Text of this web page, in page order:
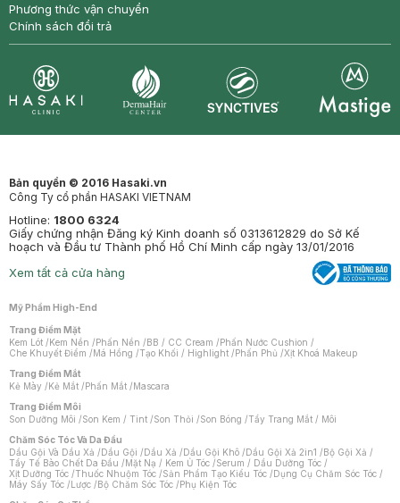
Phương thức vận chuyển
Chính sách đổi trả
Bản quyền © 2016 Hasaki.vn
Công Ty cổ phần HASAKI VIETNAM
Hotline: 1800 6324
Giấy chứng nhận Đăng ký Kinh doanh số 0313612829 do Sở Kế
hoạch và Đầu tư Thành phố Hồ Chí Minh cấp ngày 13/01/2016
Xem tất cả cửa hàng
Mỹ Phẩm High-End
Trang Điểm Mặt
Kem Lót /Kem Nền /Phấn Nền /BB / CC Cream /Phấn Nước Cushion /
Che Khuyết Điểm /Má Hồng /Tạo Khối / Highlight /Phấn Phủ /Xịt Khoá Makeup
Trang Điểm Mắt
Kẻ Mày /Kẻ Mắt /Phấn Mắt /Mascara
Trang Điểm Môi
Son Dưỡng Môi /Son Kem / Tint /Son Thỏi /Son Bóng /Tẩy Trang Mắt / Môi
Chăm Sóc Tóc Và Da Đầu
Dầu Gội Và Dầu Xả /Dầu Gội /Dầu Xả /Dầu Gội Khô /Dầu Gội Xả 2in1 /Bộ Gội Xả /
Tẩy Tế Bào Chết Da Đầu /Mặt Nạ / Kem Ủ Tóc /Serum / Dầu Dưỡng Tóc /
Xịt Dưỡng Tóc /Thuốc Nhuộm Tóc /Sản Phẩm Tạo Kiểu Tóc /Dụng Cụ Chăm Sóc Tóc /
Máy Sấy Tóc /Lược /Bộ Chăm Sóc Tóc /Phụ Kiện Tóc